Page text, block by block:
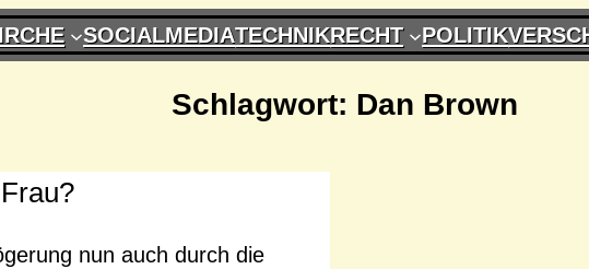
SOCIALMEDIATECHNIKRECHT POLITIK
Schlagwort: Dan Brown
nun auch durch die